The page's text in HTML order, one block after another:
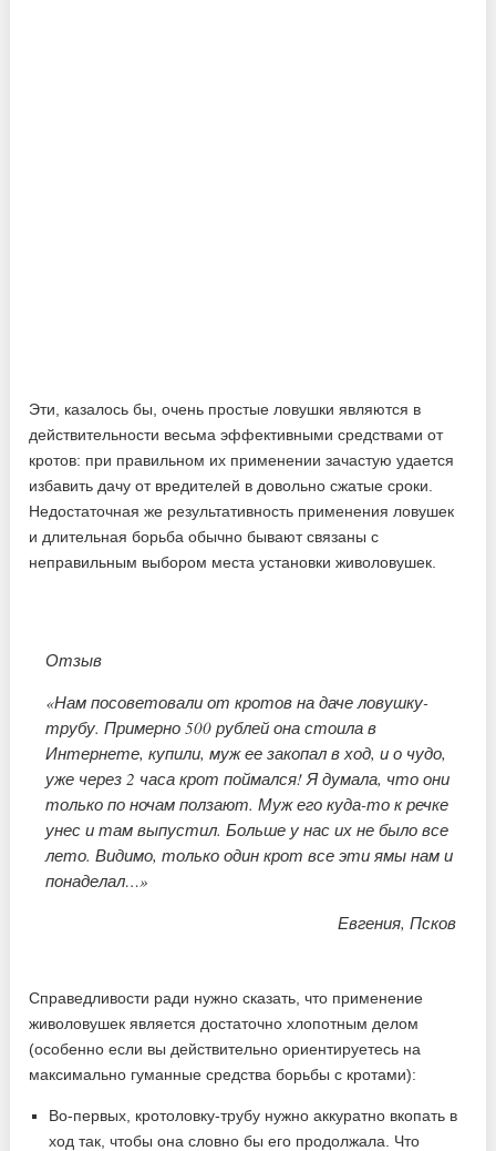
Эти, казалось бы, очень простые ловушки являются в
действительности весьма эффективными средствами от
кротов: при правильном их применении зачастую удается
избавить дачу от вредителей в довольно сжатые сроки.
Недостаточная же результативность применения ловушек
и длительная борьба обычно бывают связаны с
неправильным выбором места установки живоловушек.
Отзыв
«Нам посоветовали от кротов на даче ловушку-
трубу. Примерно 500 рублей она стоила в
Интернете, купили, муж ее закопал в ход, и о чудо,
уже через 2 часа крот поймался! Я думала, что они
только по ночам ползают. Муж его куда-то к речке
унес и там выпустил. Больше у нас их не было все
лето. Видимо, только один крот все эти ямы нам и
понаделал…»
Евгения, Псков
Справедливости ради нужно сказать, что применение
живоловушек является достаточно хлопотным делом
(особенно если вы действительно ориентируетесь на
максимально гуманные средства борьбы с кротами):
Во-первых, кротоловку-трубу нужно аккуратно вкопать в
ход так, чтобы она словно бы его продолжала. Что